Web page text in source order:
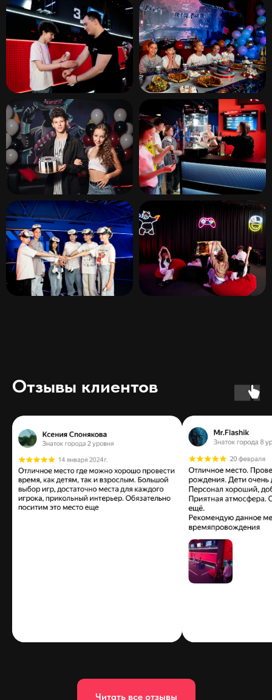
Отзывы клиентов
Читать все отзывы